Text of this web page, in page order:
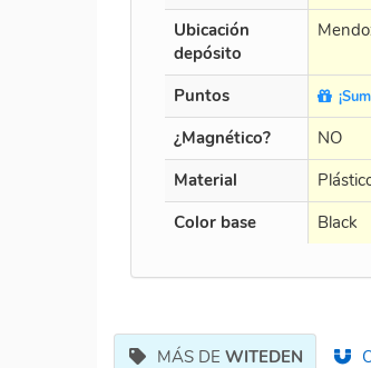
Ubicación
depósito
Puntos
¿Magnético? NO
Material
Color base
Black
MÁS DE WITEDEN